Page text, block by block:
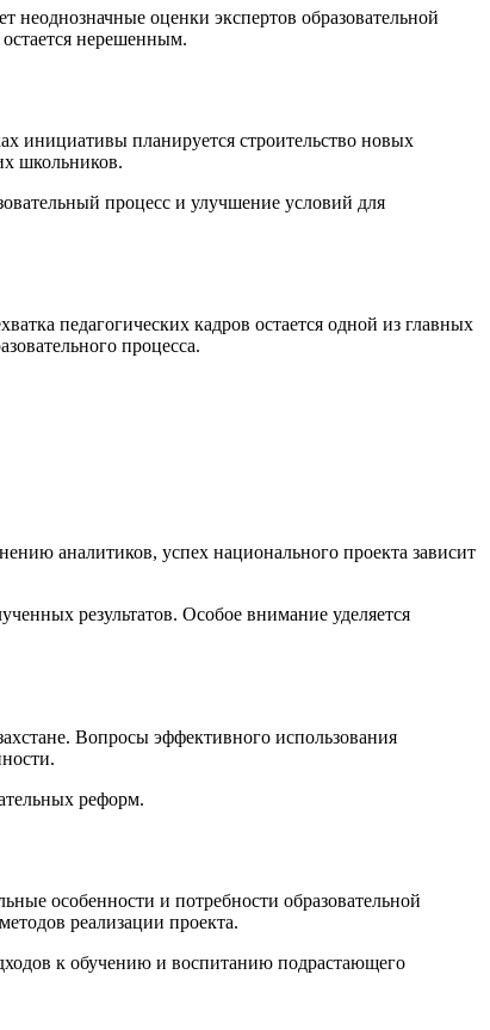
оценки экспертов образовательной
нерешенным.
инициативы планируется строительство новых
школьников.
процесс и улучшение условий для
педагогических кадров остается одной из главных
процесса.
аналитиков, успех национального проекта зависит
результатов. Особое внимание уделяется
Вопросы эффективного использования
реформ.
особенности и потребности образовательной
реализации проекта.
к обучению и воспитанию подрастающего